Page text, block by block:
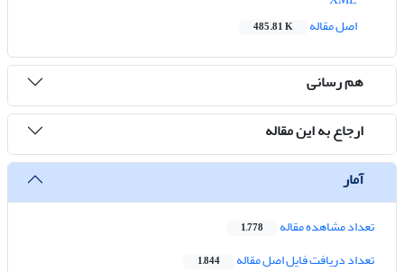
اصل مقاله
485.81 K
هم رسانی
ارجاع به این مقاله
آمار
تعداد مشاهده مقاله 1,778
تعداد دریافت فایل اصل مقاله 1,844